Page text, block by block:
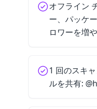
オフライン
ー、パッケ
ロワーを増
1 回のスキ
ルを共有: